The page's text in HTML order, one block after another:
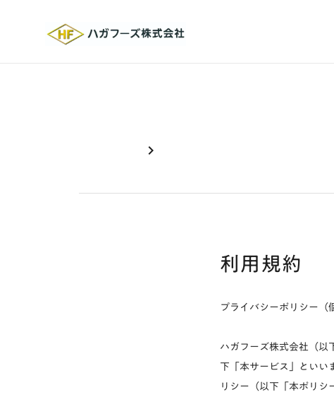
chevron_right
利用規約
プライバシーポリシー（
ハガフーズ株式会社（
下「本サービス」とい
リシー（以下「本ポリシ